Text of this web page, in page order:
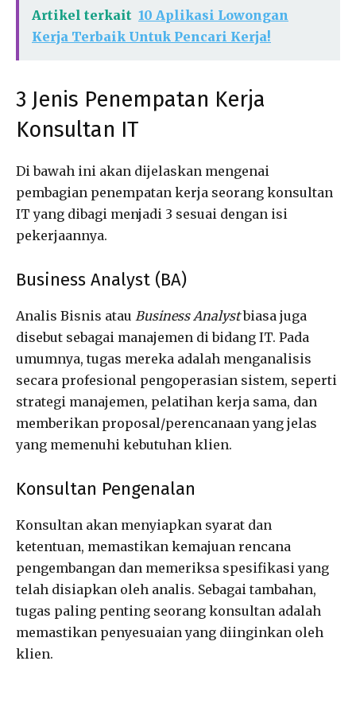
Artikel terkait 10 Aplikasi Lowongan
Kerja Terbaik Untuk Pencari Kerja!
3 Jenis Penempatan Kerja
Konsultan IT
Di bawah ini akan dijelaskan mengenai
pembagian penempatan kerja seorang konsultan
IT yang dibagi menjadi 3 sesuai dengan isi
pekerjaannya.
Business Analyst (BA)
Analis Bisnis atau Business Analystbiasa juga
disebut sebagai manajemen di bidang IT. Pada
umumnya, tugas mereka adalah menganalisis
secara profesional pengoperasian sistem, seperti
strategi manajemen, pelatihan kerja sama, dan
memberikan proposal/perencanaan yang jelas
yang memenuhi kebutuhan klien.
Konsultan Pengenalan
Konsultan akan menyiapkan syarat dan
ketentuan, memastikan kemajuan rencana
pengembangan dan memeriksa spesifikasi yang
telah disiapkan oleh analis. Sebagai tambahan,
tugas paling penting seorang konsultan adalah
memastikan penyesuaian yang diinginkan oleh
klien.